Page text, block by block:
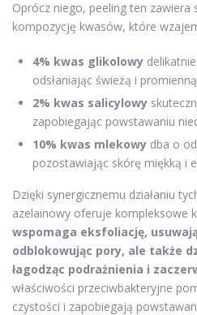
Oprócz niego, peeling ten zawiera
kompozycję kwasów, które
4% kwas glikolowy
odsłaniając świeżą i
2% kwas salicylowy
zapobiegając powstawaniu
10% kwas mlekowy dba o
pozostawiając skórę miękką i
Dzięki synergicznemu działaniu
azelainowy oferuje kompleksowe
wspomaga eksfoliację,
odblokowując pory, ale także
łagodząc podrażnienia i
właściwości przeciwbakteryjne
czystości i zapobiegają